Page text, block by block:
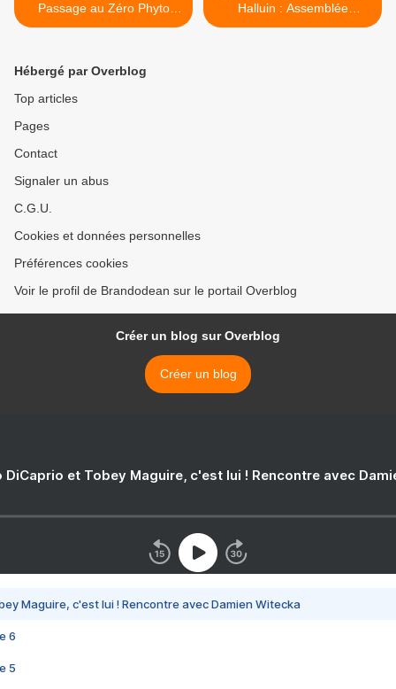
Passage au Zéro Phyto
(Janvier 2020).
Halluin : Assemblée
Générale (Janvier 2020). >
Hébergé par Overblog
Top articles
Pages
Contact
Signaler un abus
C.G.U.
Cookies et données personnelles
Préférences cookies
Voir le profil de Brandodean sur le portail Overblog
Créer un blog sur Overblog
Créer un blog
DiCaprio et Tobey Maguire, c'est lui ! Rencontre avec
Maguire, c'est lui ! Rencontre avec Damien Witecka
6
5